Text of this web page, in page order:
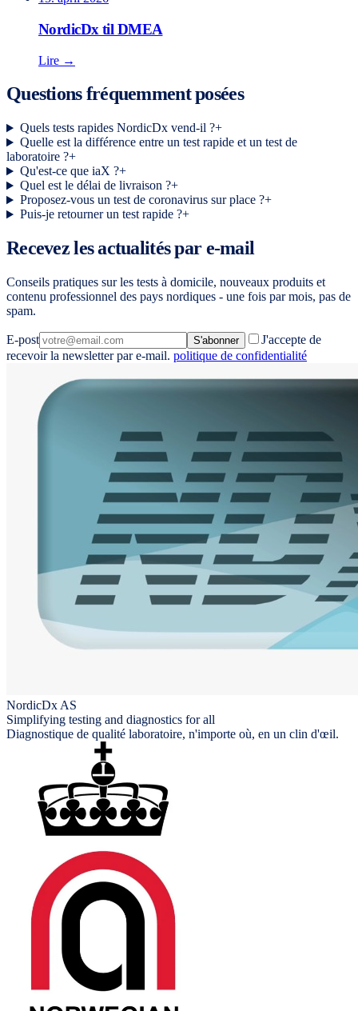
NordicDx til DMEA
Lire →
Questions fréquemment posées
Quels tests rapides NordicDx vend-il ?+
Quelle est la différence entre un test rapide et un test de
laboratoire ?+
Qu'est-ce que iaX ?+
Quel est le délai de livraison ?+
Proposez-vous un test de coronavirus sur place ?+
Puis-je retourner un test rapide ?+
Recevez les actualités par e-mail
Conseils pratiques sur les tests à domicile, nouveaux produits et
contenu professionnel des pays nordiques - une fois par mois, pas de
spam.
E-post S'abonner
J'accepte de
recevoir la newsletter par e-mail. politique de confidentialité
NordicDx AS
Simplifying testing and diagnostics for all
Diagnostique de qualité laboratoire, n'importe où, en un clin d'œil.